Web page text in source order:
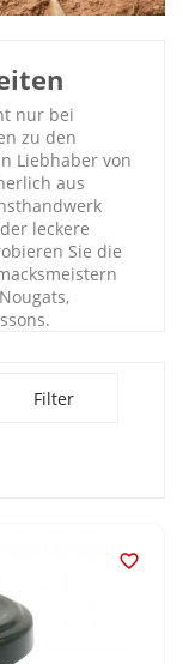
nur bei
zu den
Liebhaber von
aus
leckere
Sie die
Filter
